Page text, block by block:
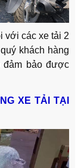
với các xe tải 2
khách hàng
đảm bảo được
XE TẢI TẠI